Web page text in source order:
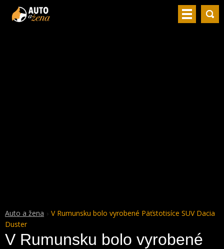
Auto a žena
V Rumunsku bolo vyrobené Päťstotisíce SUV Dacia
Duster
V Rumunsku bolo vyrobené